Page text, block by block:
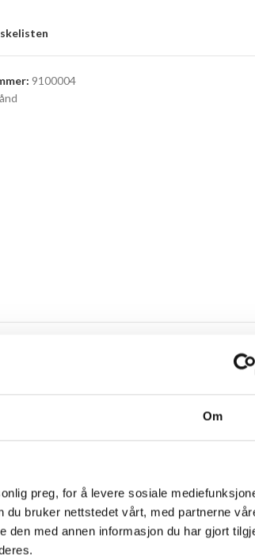
Om
preg, for å levere sosiale
bruker nettstedet vårt, med partnerne
med annen informasjon du har gjort
9100004
spinnerier i en av de eldste fabrikkene i
og allmenne krav og trivsel – og hygge.